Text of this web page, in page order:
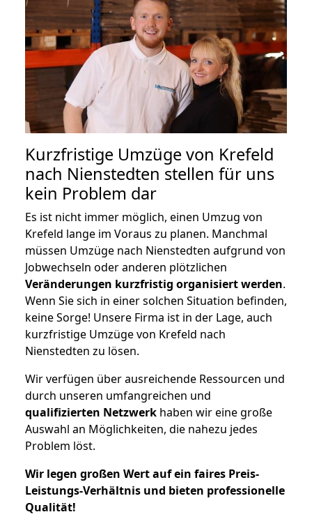
Kurzfristige Umzüge von Krefeld
nach Nienstedten stellen für uns
kein Problem dar
Es ist nicht immer möglich, einen Umzug von
Krefeld lange im Voraus zu planen. Manchmal
müssen Umzüge nach Nienstedten aufgrund von
Jobwechseln oder anderen plötzlichen
Veränderungen kurzfristig organisiert werden.
Wenn Sie sich in einer solchen Situation befinden,
keine Sorge! Unsere Firma ist in der Lage, auch
kurzfristige Umzüge von Krefeld nach
Nienstedten zu lösen.
Wir verfügen über ausreichende Ressourcen und
durch unseren umfangreichen und
qualifizierten Netzwerk haben wir eine große
Auswahl an Möglichkeiten, die nahezu jedes
Problem löst.
Wir legen großen Wert auf ein faires Preis-
Leistungs-Verhältnis und bieten professionelle
Qualität!